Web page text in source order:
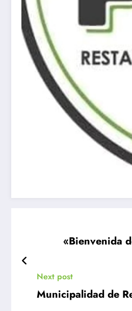
«Bienvenida
Next post
Municipalidad de